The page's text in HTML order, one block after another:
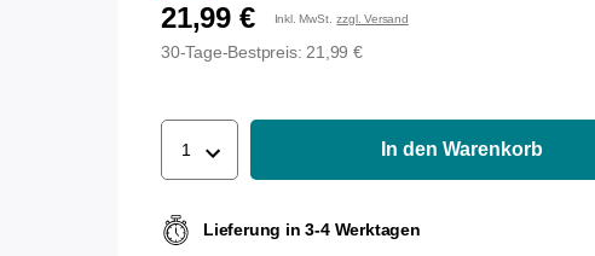
21,99 € Inkl. MwSt. zzgl. Versand
30-Tage-Bestpreis: 21,99 €
1 In den Warenkorb
Lieferung in 3-4 Werktagen